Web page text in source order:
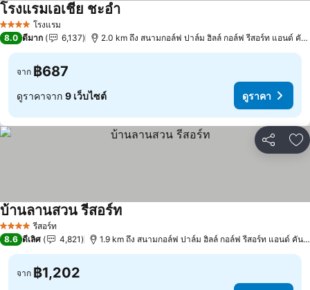
4 ดาว โรงแรม
โรงแรมเอเชีย ชะอำดูราคา
8.0 ดีมาก 6,137 2.0 km ถึง สนามกอล์ฟ ปาล์ม ฮิลล์ กอล์ฟ รีสอร์ท แอนด์ คัน
จาก ฿687
ดูราคาจาก 9 เว็บไซต์ ดูราคา
แชร์ เ
4 ดาว รีสอร์ท
บ้านลานสวน รีสอร์ทดูราคา
8.6 ดีเลิศ 4,821 1.9 km ถึง สนามกอล์ฟ ปาล์ม ฮิลล์ กอล์ฟ รีสอร์ท แอนด์ คัน
จาก ฿1,202